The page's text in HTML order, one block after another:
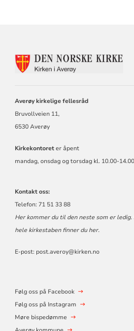
Averøy kirkelige fellesråd
Bruvollveien 11,
6530 Averøy
Kirkekontoreter åpent
mandag, onsdag og torsdag kl. 10.00-
Kontakt oss:
Telefon: 71 51 33 88
Her kommer du til den neste som er
hele kirkestaben finner duher.
E-post: post.averoy@kirken.no
Følg oss på Facebook
Følg oss på Instagram
Møre bispedømme